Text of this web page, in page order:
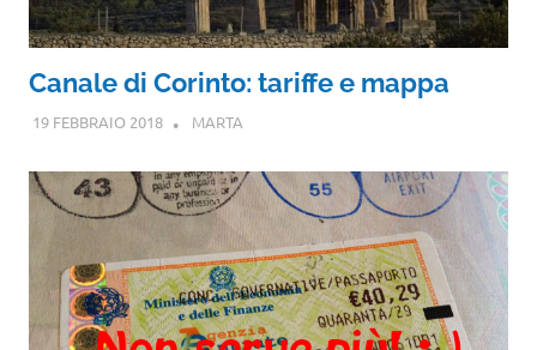
Canale di Corinto: tariffe e mappa
19 FEBBRAIO 2018 MARTA